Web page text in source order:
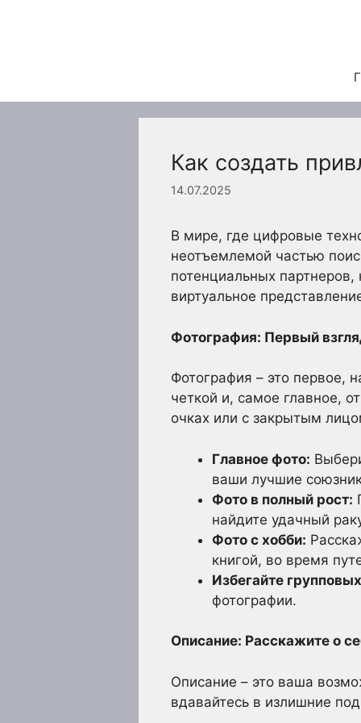
Как создать
14.07.2025
В мире, где цифровые
неотъемлемой частью
потенциальных
виртуальное
Фотография: Первый
Фотография – это первое,
четкой и, самое главное,
очках или с закрытым
Главное фото:
ваши лучшие
Фото в полный рост:
найдите удачный
Фото с хобби:
книгой, во время
Избегайте
фотографии.
Описание: Расскажите о
Описание – это ваша
вдавайтесь в излишние